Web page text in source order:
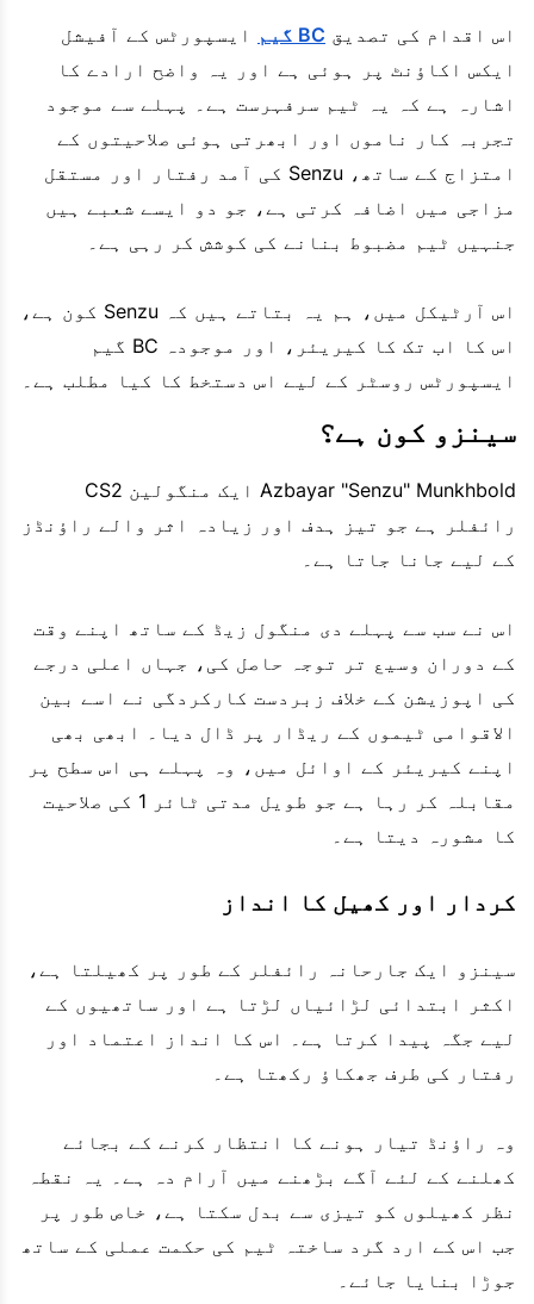
اس اقدام کی تصدیق BC گیم
ایسپورٹس کے آفیشل
ایکس اکاؤنٹ پر ہوئی ہے اور یہ واضح ارادے کا
اشارہ ہے کہ یہ ٹیم سرفہرست ہے۔ پہلے سے موجود
تجربہ کار ناموں اور ابھرتی ہوئی صلاحیتوں کے
امتزاج کے ساتھ، Senzu کی آمد رفتار اور مستقل
مزاجی میں اضافہ کرتی ہے، جو دو ایسے شعبے ہیں
جنہیں ٹیم مضبوط بنانے کی کوشش کر رہی ہے۔
اس آرٹیکل میں، ہم یہ بتاتے ہیں کہ Senzu کون ہے،
اس کا اب تک کا کیریئر، اور موجودہ BC گیم
ایسپورٹس روسٹر کے لیے اس دستخط کا کیا مطلب ہے۔
سینزو کون ہے؟
Azbayar "Senzu" Munkhbold ایک منگولین CS2
رائفلر ہے جو تیز ہدف اور زیادہ اثر والے راؤنڈز
کے لیے جانا جاتا ہے۔
اس نے سب سے پہلے دی منگول زیڈ کے ساتھ اپنے وقت
کے دوران وسیع تر توجہ حاصل کی، جہاں اعلی درجے
کی اپوزیشن کے خلاف زبردست کارکردگی نے اسے بین
الاقوامی ٹیموں کے ریڈار پر ڈال دیا۔ ابھی بھی
اپنے کیریئر کے اوائل میں، وہ پہلے ہی اس سطح پر
مقابلہ کر رہا ہے جو طویل مدتی ٹائر 1 کی صلاحیت
کا مشورہ دیتا ہے۔
کردار اور کھیل کا انداز
سینزو ایک جارحانہ رائفلر کے طور پر کھیلتا ہے،
اکثر ابتدائی لڑائیاں لڑتا ہے اور ساتھیوں کے
لیے جگہ پیدا کرتا ہے۔ اس کا انداز اعتماد اور
رفتار کی طرف جھکاؤ رکھتا ہے۔
وہ راؤنڈ تیار ہونے کا انتظار کرنے کے بجائے
کھلنے کے لئے آگے بڑھنے میں آرام دہ ہے۔ یہ نقطہ
نظر کھیلوں کو تیزی سے بدل سکتا ہے، خاص طور پر
جب اس کے ارد گرد ساختہ ٹیم کی حکمت عملی کے ساتھ
جوڑا بنایا جائے۔